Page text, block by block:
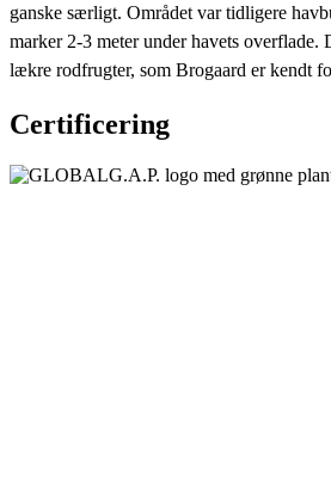
ganske særligt. Området var tidligere
marker 2-3 meter under havets
lækre rodfrugter, som Brogaard er kendt
Certificering